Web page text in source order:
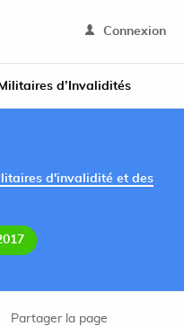
Connexion
d’Invalidités
d'invalidité et des
Partager la page